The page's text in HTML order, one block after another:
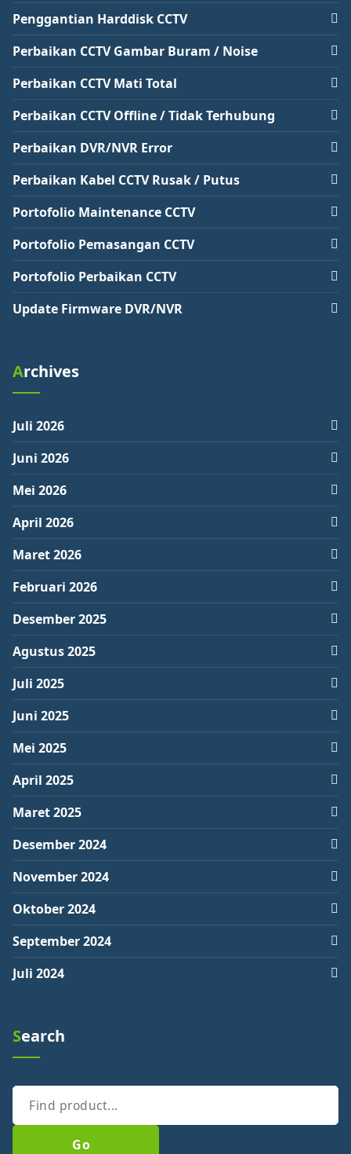
Penggantian Harddisk CCTV
Perbaikan CCTV Gambar Buram / Noise
Perbaikan CCTV Mati Total
Perbaikan CCTV Offline / Tidak Terhubung
Perbaikan DVR/NVR Error
Perbaikan Kabel CCTV Rusak / Putus
Portofolio Maintenance CCTV
Portofolio Pemasangan CCTV
Portofolio Perbaikan CCTV
Update Firmware DVR/NVR
Archives
Juli 2026
Juni 2026
Mei 2026
April 2026
Maret 2026
Februari 2026
Desember 2025
Agustus 2025
Juli 2025
Juni 2025
Mei 2025
April 2025
Maret 2025
Desember 2024
November 2024
Oktober 2024
September 2024
Juli 2024
Search
Go